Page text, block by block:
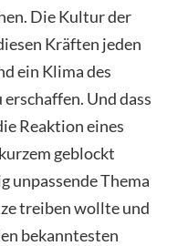
Die Kultur der
Kräften jeden
ein Klima des
Und dass
Reaktion eines
geblockt
unpassende Thema
treiben wollte und
bekanntesten